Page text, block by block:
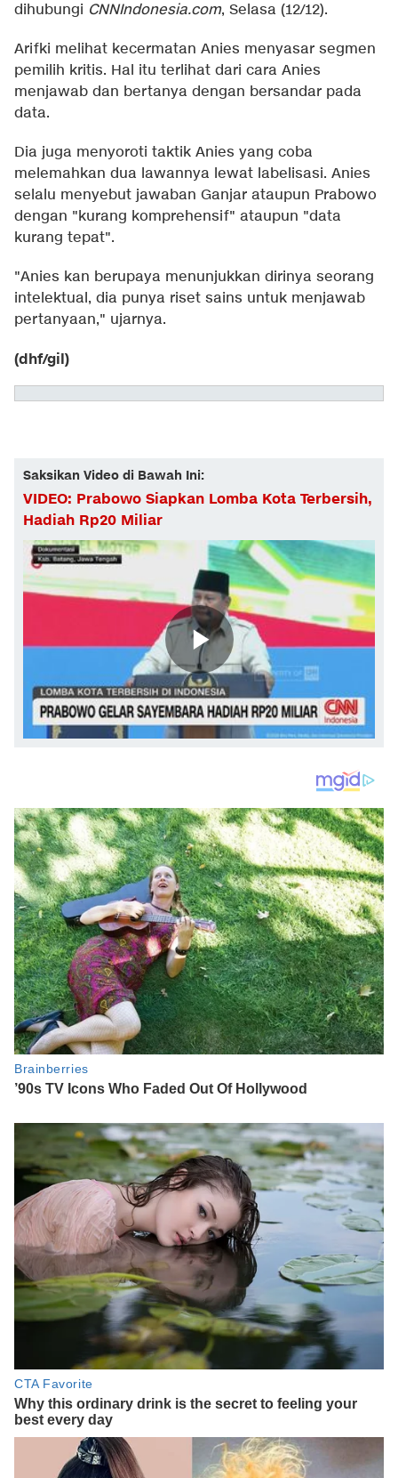
dihubungi CNNIndonesia.com, Selasa (12/12).
Arifki melihat kecermatan Anies menyasar segmen
pemilih kritis. Hal itu terlihat dari cara Anies
menjawab dan bertanya dengan bersandar pada
data.
Dia juga menyoroti taktik Anies yang coba
melemahkan dua lawannya lewat labelisasi. Anies
selalu menyebut jawaban Ganjar ataupun Prabowo
dengan "kurang komprehensif" ataupun "data
kurang tepat".
"Anies kan berupaya menunjukkan dirinya seorang
intelektual, dia punya riset sains untuk menjawab
pertanyaan," ujarnya.
(dhf/gil)
Saksikan Video di Bawah Ini:
VIDEO: Prabowo Siapkan Lomba Kota Terbersih,
Hadiah Rp20 Miliar